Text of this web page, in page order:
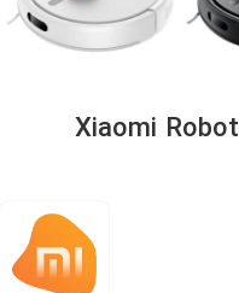
جارو رباتیک شیائومی مدل Xiaomi Robot